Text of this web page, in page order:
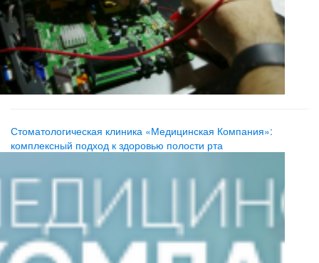
Стоматологическая клиника «Медицинская Компания»:
комплексный подход к здоровью полости рта